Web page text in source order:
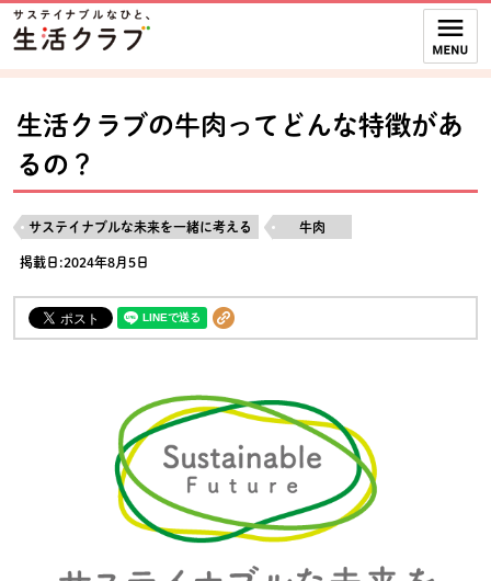
ページの先頭です。
本文へジャンプする。
ここからサイト内共通メニューです。
サイト内共通メニューをスキップする
サイト内共通メニューここまで。
生活クラブの牛肉ってどんな特徴があ
るの？
サステイナブルな未来を一緒に考える 牛肉
掲載日:2024年8月5日